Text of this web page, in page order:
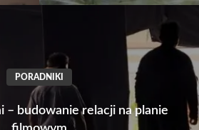
PORADNIKI
– budowanie relacji na planie